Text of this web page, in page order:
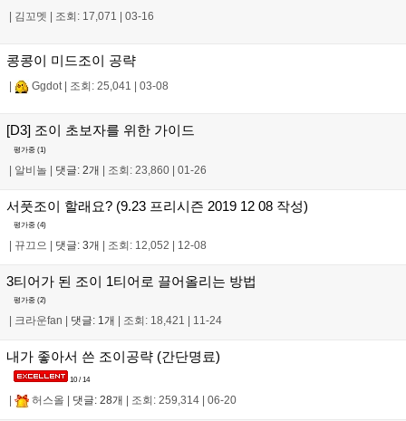
김꼬멧 조회: 17,071 03-16
콩콩이 미드조이 공략
Ggdot| 조회: 25,041 03-08
[D3] 조이 초보자를 위한 가이드
평가중 (1)
| 알비놀 | 댓글: 2개 | 조회: 23,860 | 01-26
서풋조이 할래요? (9.23 프리시즌 2019 12 08 작성)
평가중 (4)
뀨끄으 댓글: 3개 조회: 12,052 12-08
3티어가 된 조이 1티어로 끌어올리는 방법
평가중 (2)
크라운fan 댓글: 1개 조회: 18,421 11-24
내가 좋아서 쓴 조이공략 (간단명료)
10 / 14
| 허스올 | 댓글: 28개 | 조회: 259,314 | 06-20